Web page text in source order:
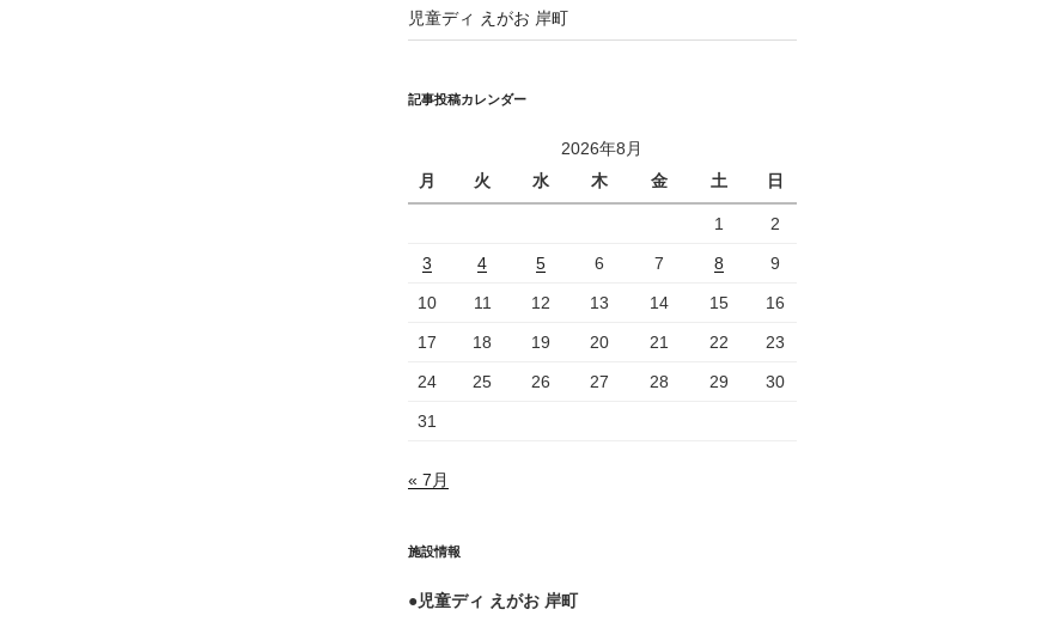
児童ディ えがお 岸町
記事投稿カレンダー
2026年8月
月
火 水 木 金 土 日
1 2
3 4 5 6 7 8 9
10 11 12 13 14 15 16
17 18 19 20 21 22 23
24 25 26 27 28 29 30
31
« 7月
施設情報
●児童ディ えがお 岸町